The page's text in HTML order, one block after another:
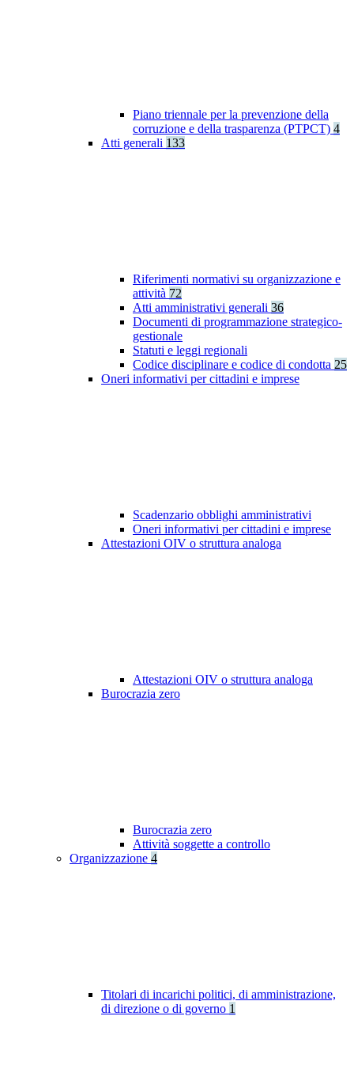
Piano triennale per la prevenzione della
corruzione e della trasparenza (PTPCT) 4
Atti generali 133
Riferimenti normativi su organizzazione e
attività 72
Atti amministrativi generali 36
Documenti di programmazione strategico-
gestionale
Statuti e leggi regionali
Codice disciplinare e codice di condotta 25
Oneri informativi per cittadini e imprese
Scadenzario obblighi amministrativi
Oneri informativi per cittadini e imprese
Attestazioni OIV o struttura analoga
Attestazioni OIV o struttura analoga
Burocrazia zero
Burocrazia zero
Attività soggette a controllo
Organizzazione 4
Titolari di incarichi politici, di amministrazione,
di direzione o di governo 1